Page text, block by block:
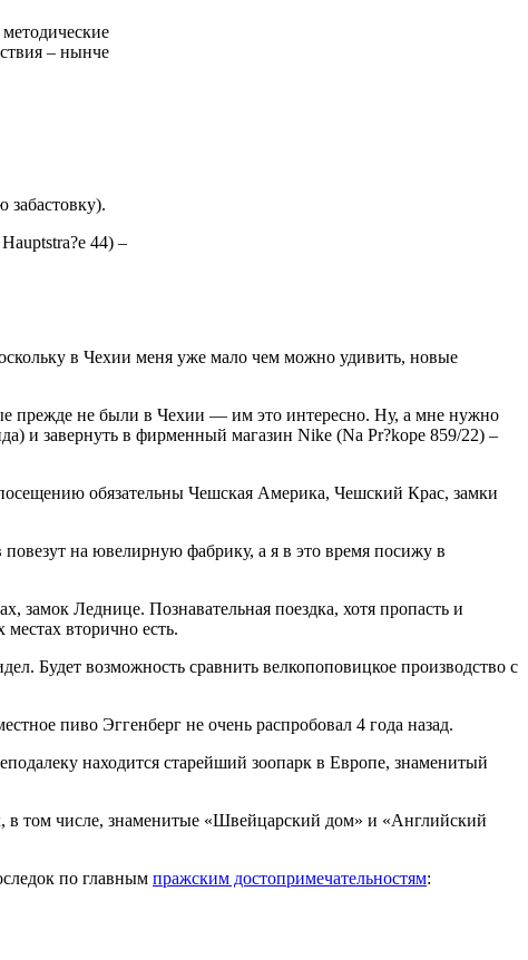
методические
– нынче
44) –
в Чехии меня уже мало чем можно удивить, новые
прежде не были в Чехии — им это интересно. Ну, а мне нужно
и завернуть в фирменный магазин Nike (Na Pr?kope 859/22) –
обязательны Чешская Америка, Чешский Крас, замки
на ювелирную фабрику, а я в это время посижу в
Леднице. Познавательная поездка, хотя пропасть и
местах вторично есть.
Будет возможность сравнить велкопоповицкое производство с
пиво Эггенберг не очень распробовал 4 года назад.
находится старейший зоопарк в Европе, знаменитый
в том числе, знаменитые «Швейцарский дом» и «Английский
по главным пражским достопримечательностям: